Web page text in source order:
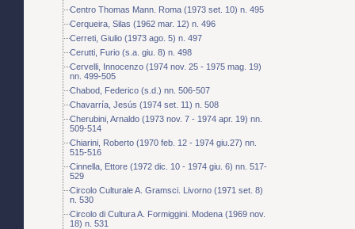
Centro Thomas Mann. Roma (1973 set. 10) n. 495
Cerqueira, Silas (1962 mar. 12) n. 496
Cerreti, Giulio (1973 ago. 5) n. 497
Cerutti, Furio (s.a. giu. 8) n. 498
Cervelli, Innocenzo (1974 nov. 25 - 1975 mag. 19)
nn. 499-505
Chabod, Federico (s.d.) nn. 506-507
Chavarría, Jesús (1974 set. 11) n. 508
Cherubini, Arnaldo (1973 nov. 7 - 1974 apr. 19) nn.
509-514
Chiarini, Roberto (1970 feb. 12 - 1974 giu.27) nn.
515-516
Cinnella, Ettore (1972 dic. 10 - 1974 giu. 6) nn. 517-
529
Circolo Culturale A. Gramsci. Livorno (1971 set. 8)
n. 530
Circolo di Cultura A. Formiggini. Modena (1969 nov.
18) n. 531